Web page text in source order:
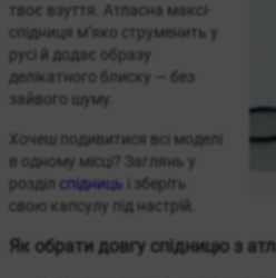
твоє взуття. Атласна максі-
спідниця м’яко струменить у
русі й додає образу
делікатного блиску — без
зайвого шуму.
Хочеш подивитися всі моделі
в одному місці? Заглянь у
розділ спідниць і зберіть
свою капсулу під настрій.
Як обрати довгу спідницю з